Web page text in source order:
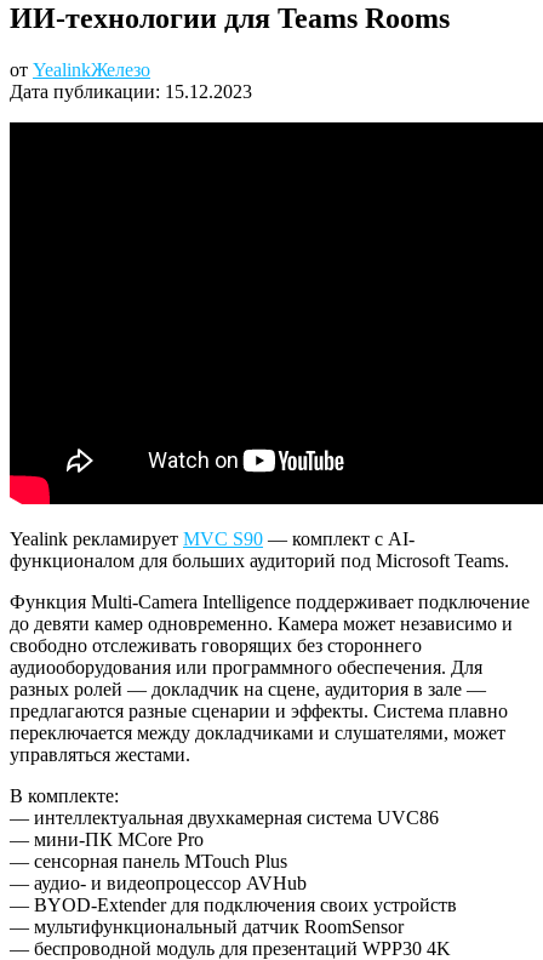
ИИ-технологии для Teams Rooms
от YealinkЖелезо
Дата публикации: 15.12.2023
Yealink рекламирует MVC S90 — комплект с AI-
функционалом для больших аудиторий под Microsoft Teams.
Функция Multi-Camera Intelligence поддерживает подключение
до девяти камер одновременно. Камера может независимо и
свободно отслеживать говорящих без стороннего
аудиооборудования или программного обеспечения. Для
разных ролей — докладчик на сцене, аудитория в зале —
предлагаются разные сценарии и эффекты. Система плавно
переключается между докладчиками и слушателями, может
управляться жестами.
В комплекте:
— интеллектуальная двухкамерная система UVC86
— мини-ПК MCore Pro
— сенсорная панель MTouch Plus
— аудио- и видеопроцессор AVHub
— BYOD-Extender для подключения своих устройств
— мультифункциональный датчик RoomSensor
— беспроводной модуль для презентаций WPP30 4K